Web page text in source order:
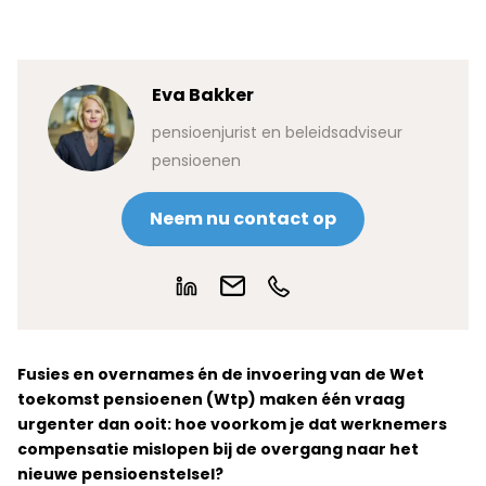
Eva Bakker
pensioenjurist en beleidsadviseur
pensioenen
Neem nu contact op
Fusies en overnames én de invoering van de Wet
toekomst pensioenen (Wtp) maken één vraag
urgenter dan ooit: hoe voorkom je dat werknemers
compensatie mislopen bij de overgang naar het
nieuwe pensioenstelsel?